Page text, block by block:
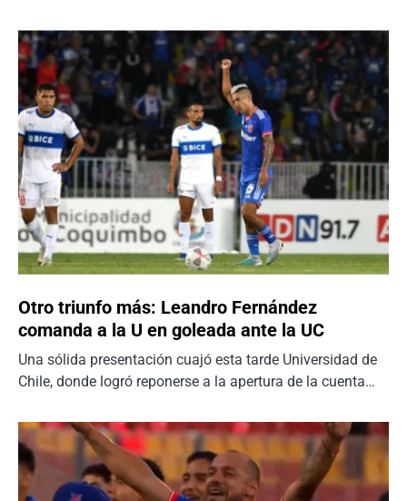
Otro triunfo más: Leandro Fernández
comanda a la U en goleada ante la UC
Una sólida presentación cuajó esta tarde Universidad de
Chile, donde logró reponerse a la apertura de la cuenta…